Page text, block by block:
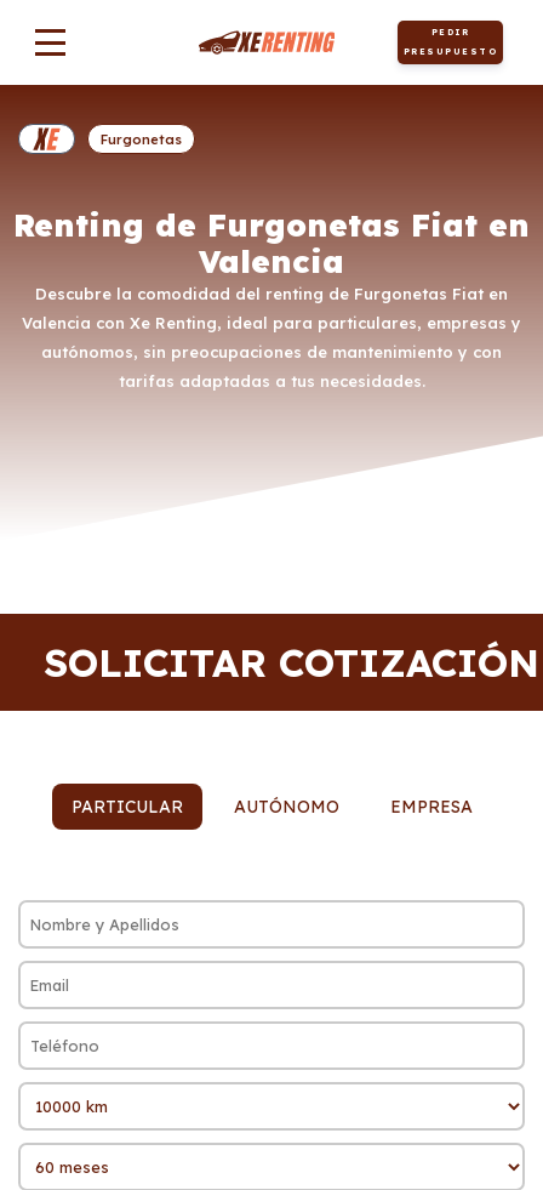
PEDIR
PRESUPUESTO
Renting de Furgonetas Fiat en
Valencia
Descubre la comodidad del renting de Furgonetas Fiat en
Valencia con Xe Renting, ideal para particulares, empresas y
autónomos, sin preocupaciones de mantenimiento y con
tarifas adaptadas a tus necesidades.
Furgonetas
SOLICITAR COTIZACIÓN
PARTICULAR AUTÓNOMO EMPRESA